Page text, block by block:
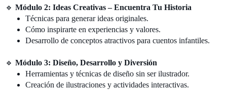
🔹 Módulo 2: Ideas Creativas – Encuentra Tu Historia
Técnicas para generar ideas originales.
Cómo inspirarte en experiencias y valores.
Desarrollo de conceptos atractivos para cuentos infantiles.
🔹 Módulo 3: Diseño, Desarrollo y Diversión
Herramientas y técnicas de diseño sin ser ilustrador.
Creación de ilustraciones y actividades interactivas.